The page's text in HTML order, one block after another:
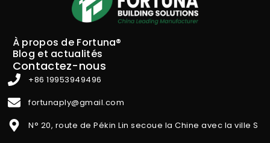
À propos de Fortuna®
Blog et actualités
Contactez-nous
+86 19953949496
fortunaply@gmail.com
N° 20, route de Pékin Lin secoue la Chine avec la ville S